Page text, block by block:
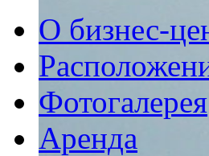
О бизнес-
Фотогалерея
Аренда